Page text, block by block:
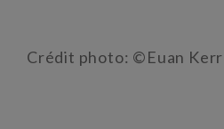
Crédit photo: ©Euan Kerr